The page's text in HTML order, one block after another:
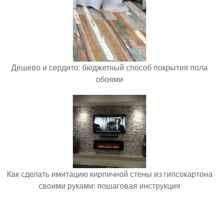
Дешево и сердито: бюджетный способ покрытия пола
обоями
Как сделать имитацию кирпичной стены из гипсокартона
своими руками: пошаговая инструкция